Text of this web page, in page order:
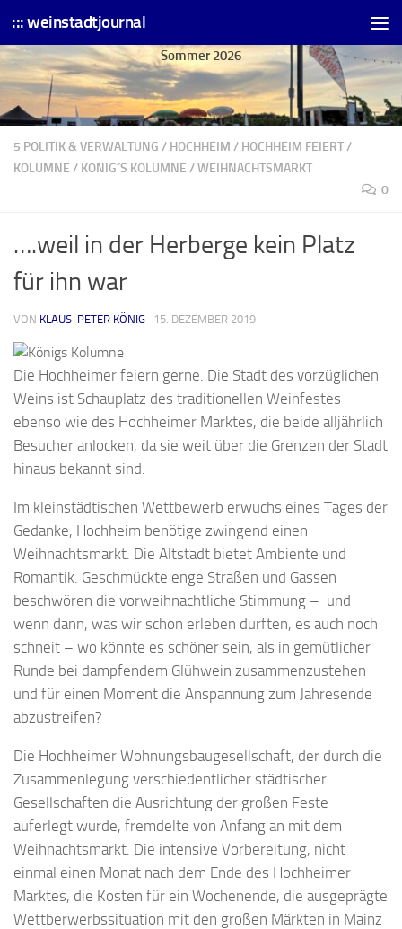
Skip to content
::: weinstadtjournal
Sommer 2026
5 POLITIK & VERWALTUNG / HOCHHEIM / HOCHHEIM FEIERT/
KOLUMNE / KÖNIG´S KOLUMNE /WEIHNACHTSMARKT
0
….weil in der Herberge kein Platz
für ihn war
VON KLAUS-PETER KÖNIG · 15. DEZEMBER 2019
Die Hochheimer feiern gerne. Die Stadt des vorzüglichen
Weins ist Schauplatz des traditionellen Weinfestes
ebenso wie des Hochheimer Marktes, die beide alljährlich
Besucher anlocken, da sie weit über die Grenzen der Stadt
hinaus bekannt sind.
Im kleinstädtischen Wettbewerb erwuchs eines Tages der
Gedanke, Hochheim benötige zwingend einen
Weihnachtsmarkt. Die Altstadt bietet Ambiente und
Romantik. Geschmückte enge Straßen und Gassen
beschwören die vorweihnachtliche Stimmung – und
wenn dann, was wir schon erleben durften, es auch noch
schneit – wo könnte es schöner sein, als in gemütlicher
Runde bei dampfendem Glühwein zusammenzustehen
und für einen Moment die Anspannung zum Jahresende
abzustreifen?
Die Hochheimer Wohnungsbaugesellschaft, der durch die
Zusammenlegung verschiedentlicher städtischer
Gesellschaften die Ausrichtung der großen Feste
auferlegt wurde, fremdelte von Anfang an mit dem
Weihnachtsmarkt. Die intensive Vorbereitung, nicht
einmal einen Monat nach dem Ende des Hochheimer
Marktes, die Kosten für ein Wochenende, die ausgeprägte
Wettberwerbssituation mit den großen Märkten in Mainz